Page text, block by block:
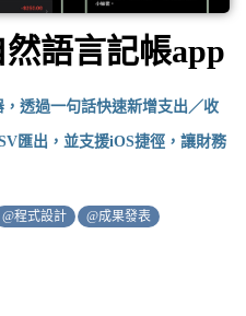
語言記帳app
透過一句話快速新增支出／收
匯出，並支援iOS捷徑，讓財務
@程式設計 @成果發表